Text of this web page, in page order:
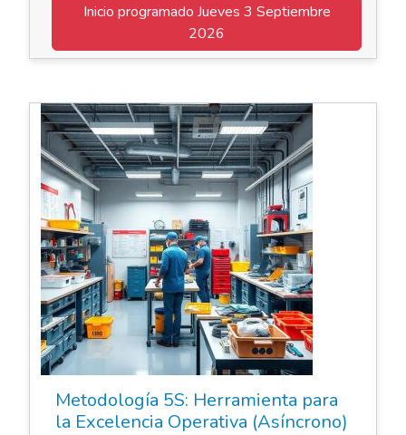
Inicio programado Jueves 3 Septiembre
2026
Metodología 5S: Herramienta para
la Excelencia Operativa (Asíncrono)